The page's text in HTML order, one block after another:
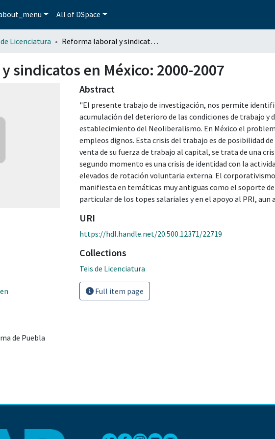
All of DSpace
Licenciatura Reforma laboral y sindicatos en México: 2000-2007
sindicatos en México: 2000-2007
de Puebla
Abstract
"El presente trabajo de investigación, nos permite
acumulación del deterioro de las condiciones de trabajo y
establecimiento del Neoliberalismo. En México el
empleos dignos. Esta crisis del trabajo es de posibilidad
venta de su fuerza de trabajo al capital, se trata de una
segundo momento es una crisis de identidad con la
elevados de rotación voluntaria externa. El
manifiesta en temáticas muy antiguas como el soporte
particular de los topes salariales y en el apoyo al PRI, aun
URI
https://hdl.handle.net/20.500.12371/22719
Collections
Teis de Licenciatura
Full item page